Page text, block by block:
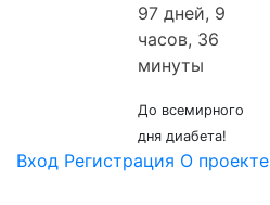
97 дней, 9
часов, 36
минуты
До всемирного
дня диабета!
Вход Регистрация О проекте